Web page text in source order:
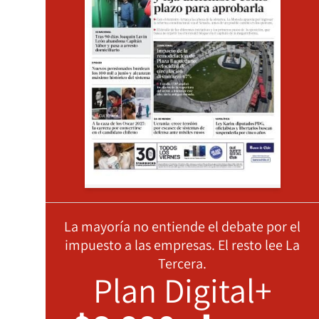
La mayoría no entiende el debate por el
impuesto a las empresas. El resto lee La
Tercera.
Plan Digital+